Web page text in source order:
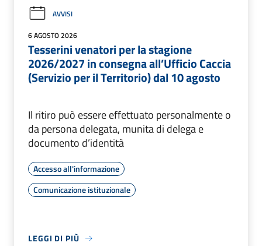
AVVISI
6 AGOSTO 2026
Tesserini venatori per la stagione
2026/2027 in consegna all’Ufficio Caccia
(Servizio per il Territorio) dal 10 agosto
Il ritiro può essere effettuato personalmente o
da persona delegata, munita di delega e
documento d’identità
Accesso all'informazione
Comunicazione istituzionale
LEGGI DI PIÙ